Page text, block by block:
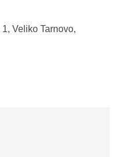
Veliko Tarnovo,